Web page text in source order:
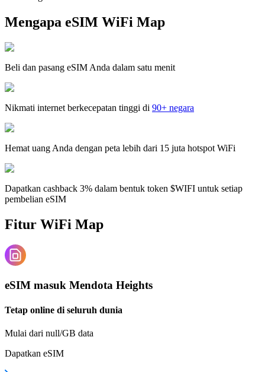
Mengapa eSIM WiFi Map
Beli dan pasang eSIM Anda dalam satu menit
Nikmati internet berkecepatan tinggi di 90+ negara
Hemat uang Anda dengan peta lebih dari 15 juta hotspot WiFi
Dapatkan cashback 3% dalam bentuk token $WIFI untuk setiap
pembelian eSIM
Fitur WiFi Map
eSIM masuk Mendota Heights
Tetap online di seluruh dunia
Mulai dari null/GB data
Dapatkan eSIM